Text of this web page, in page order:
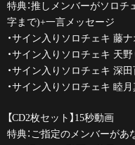
特典：推しメンバーがソロ
字まで)+一言メッセージ
・サイン入りソロチェキ 藤ナ
・サイン入りソロチェキ 天野
・サイン入りソロチェキ 深田
・サイン入りソロチェキ 睦
【CD2枚セット】15秒動画
特典：ご指定のメンバーが